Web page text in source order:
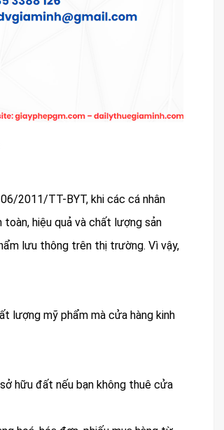
2011/TT-BYT, khi các cá nhân
hiệu quả và chất lượng sản
lưu thông trên thị trường. Vì vậy,
lượng mỹ phẩm mà cửa hàng kinh
hữu đất nếu bạn không thuê cửa